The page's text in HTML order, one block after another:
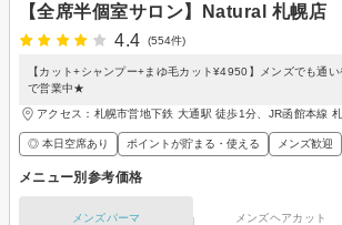
【全席半個室サロン】Natural 札幌店
4.4
(554件)
【カット+シャンプー+まゆ毛カット¥4950】メンズでも通
で営業中★
アクセス：札幌市営地下鉄 大通駅 徒歩1分、JR函館本線
◎ 本日空席あり ポイントが貯まる・使える メンズ歓迎
メニュー別参考価格
メンズパーマ メンズヘアカット